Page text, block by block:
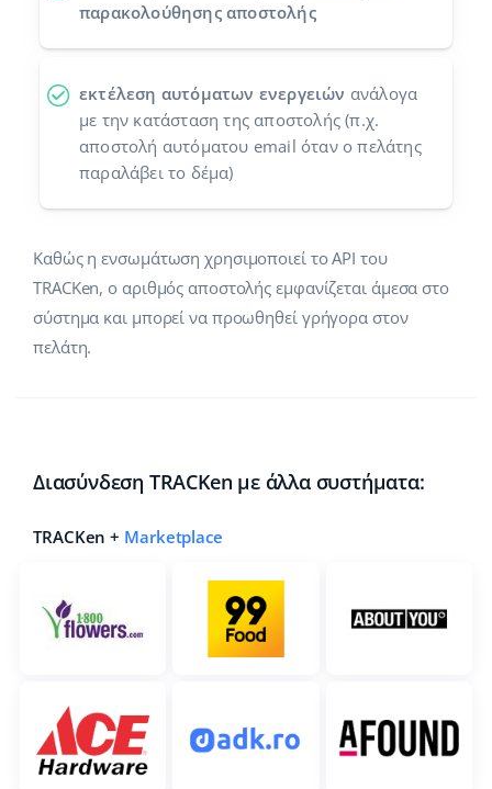
παρακολούθησης αποστολής
εκτέλεση αυτόματων ενεργειών ανάλογα
με την κατάσταση της αποστολής (π.χ.
αποστολή αυτόματου email όταν ο πελάτης
παραλάβει το δέμα)
Καθώς η ενσωμάτωση χρησιμοποιεί το API του
TRACKen, ο αριθμός αποστολής εμφανίζεται άμεσα στο
σύστημα και μπορεί να προωθηθεί γρήγορα στον
πελάτη.
Διασύνδεση TRACKen με άλλα συστήματα:
TRACKen + Marketplace